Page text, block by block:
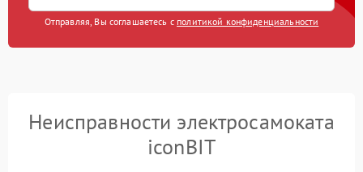
Отправляя, Вы соглашаетесь с политикой конфиденциальности
Неисправности электросамоката
iconBIT